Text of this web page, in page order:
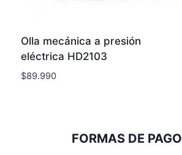
Olla mecánica a presión
eléctrica HD2103
$89.990
FORMAS DE PAGO